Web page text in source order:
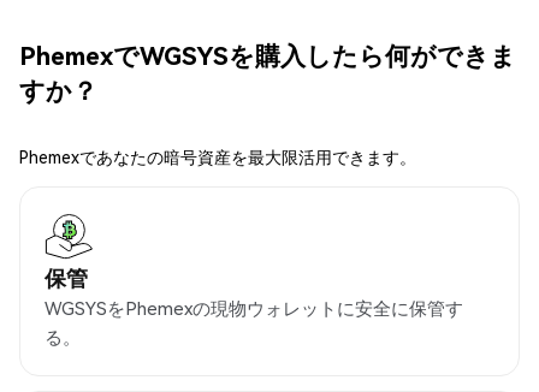
PhemexでWGSYSを購入したら何ができま
すか？
Phemexであなたの暗号資産を最大限活用できます。
保管
WGSYSをPhemexの現物ウォレットに安全に保管す
る。